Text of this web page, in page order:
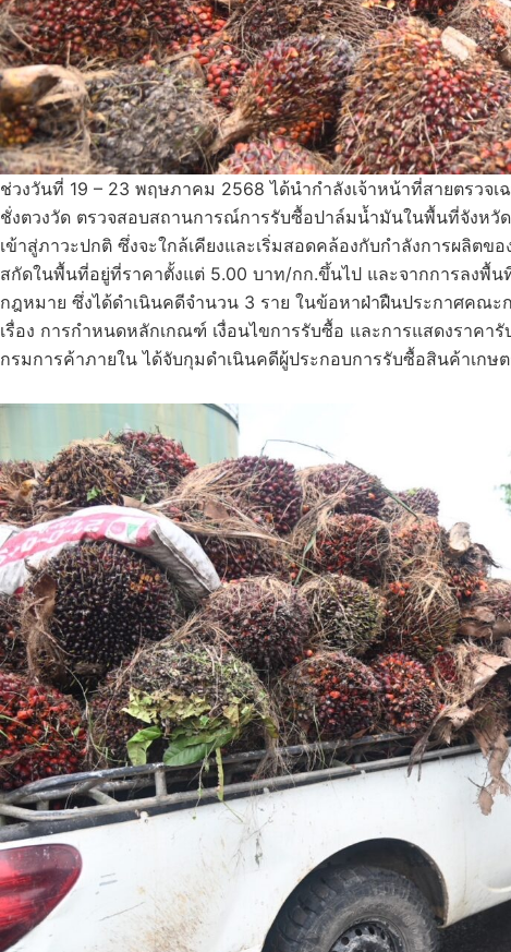
ช่วงวันที่ 19 – 23 พฤษภาคม 2568 ได้นำกำลังเจ้าหน้าที่สายตรวจ
ชั่งตวงวัด ตรวจสอบสถานการณ์การรับซื้อปาล์มน้ำมันในพื้นที่จังหวั
เข้าสู่ภาวะปกติ ซึ่งจะใกล้เคียงและเริ่มสอดคล้องกับกำลังการผลิต
สกัดในพื้นที่อยู่ที่ราคาตั้งแต่ 5.00 บาท/กก.ขึ้นไป และจากการลงพื้
กฎหมาย ซึ่งได้ดำเนินคดีจำนวน 3 ราย ในข้อหาฝ่าฝืนประกาศคณ
เรื่อง การกำหนดหลักเกณฑ์ เงื่อนไขการรับซื้อ และการแสดงราค
กรมการค้าภายใน ได้จับกุมดำเนินคดีผู้ประกอบการรับซื้อสินค้าเกษ